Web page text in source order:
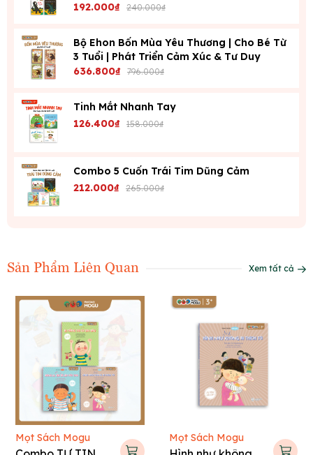
192.000₫ 240.000₫
Bộ Ehon Bốn Mùa Yêu Thương | Cho Bé Từ
3 Tuổi | Phát Triển Cảm Xúc & Tư Duy
636.800₫ 796.000₫
Tinh Mắt Nhanh Tay
126.400₫ 158.000₫
Combo 5 Cuốn Trái Tim Dũng Cảm
212.000₫ 265.000₫
Sản Phẩm Liên Quan Xem tất cả
Mọt Sách Mogu Mọt Sách Mogu